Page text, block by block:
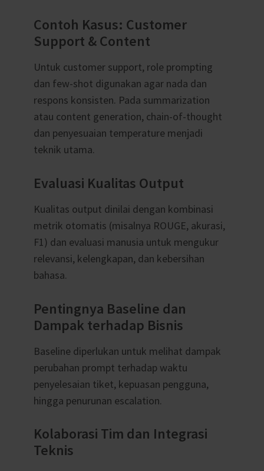
Contoh Kasus: Customer
Support & Content
Untuk customer support, role prompting
dan few-shot digunakan agar nada dan
respons konsisten. Pada summarization
atau content generation, chain-of-thought
dan penyesuaian temperature menjadi
teknik utama.
Evaluasi Kualitas Output
Kualitas output dinilai dengan kombinasi
metrik otomatis (misalnya ROUGE, akurasi,
F1) dan evaluasi manusia untuk mengukur
relevansi, kelengkapan, dan kebersihan
bahasa.
Pentingnya Baseline dan
Dampak terhadap Bisnis
Baseline diperlukan untuk melihat dampak
perubahan prompt terhadap waktu
penyelesaian tiket, kepuasan pengguna,
hingga penurunan escalation.
Kolaborasi Tim dan Integrasi
Teknis